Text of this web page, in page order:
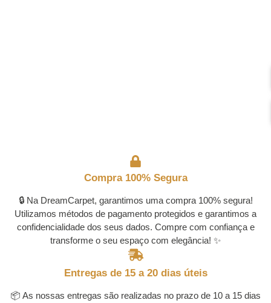
Compra 100% Segura
🔒 Na DreamCarpet, garantimos uma compra 100% segura!
Utilizamos métodos de pagamento protegidos e garantimos a
confidencialidade dos seus dados. Compre com confiança e
transforme o seu espaço com elegância! ✨
Entregas de 15 a 20 dias úteis
📦 As nossas entregas são realizadas no prazo de 10 a 15 dias